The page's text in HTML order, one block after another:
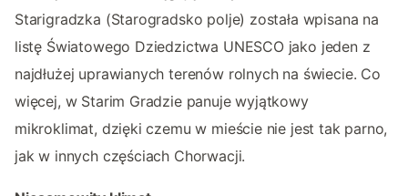
Starigradzka (Starogradsko polje) została wpisana na
listę Światowego Dziedzictwa UNESCO jako jeden z
najdłużej uprawianych terenów rolnych na świecie. Co
więcej, w Starim Gradzie panuje wyjątkowy
mikroklimat, dzięki czemu w mieście nie jest tak parno,
jak w innych częściach Chorwacji.